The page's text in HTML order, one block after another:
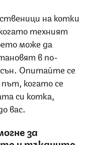
на котки
техният
може да
в по-
сън. Опитайте се
когато се
си котка,
вас.
за